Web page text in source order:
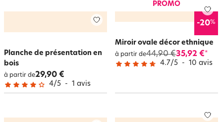
Planche de présentation en
bois
à partir de29,90 €
4/5 - 1 avis
PROMO
-20%
Miroir ovale décor ethnique
à partir de44,90 €35,92 €*
4.7/5 - 10 avis